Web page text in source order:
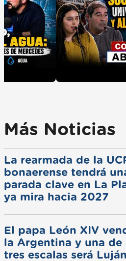
Más Noticias
La rearmada de la
bonaerense tendrá
parada clave en La
ya mira hacia 2027
El papa León XIV
la Argentina y una de
tres escalas será Luján